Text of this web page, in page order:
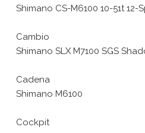
Shimano CS-M6100 10-51t 12-
Cambio
Shimano SLX M7100 SGS
Cadena
Shimano M6100
Cockpit